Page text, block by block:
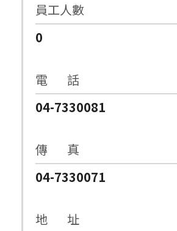
員工人數
0
電 話
04-7330081
傳 真
04-7330071
地 址